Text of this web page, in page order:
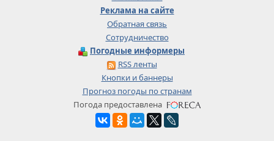
Реклама на сайте
Обратная связь
Сотрудничество
Погодные информеры
RSS ленты
Кнопки и баннеры
Прогноз погоды по странам
Погода предоставлена